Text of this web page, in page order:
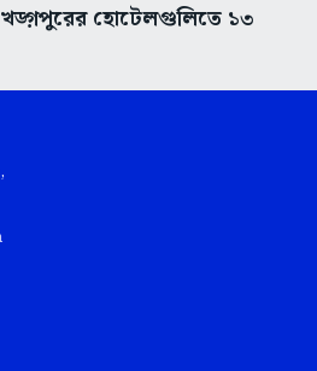
খড়্গপুরের হোটেলগুলিতে ১৩